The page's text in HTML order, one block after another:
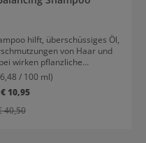
hilft, überschüssiges Öl,
von Haar und
wirken pflanzliche
Aromen mit frischen Noten
bieten ein einzigartiges
alle Kopfhauttypen und für
/ 100 ml)
€ 10,95
Preis:
40,50